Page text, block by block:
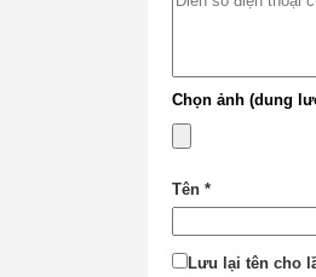
Chọn ảnh (dung
Tên *
Lưu lại tên cho